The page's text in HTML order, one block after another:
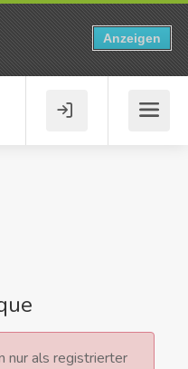
nur als registrierter
Anzeigen